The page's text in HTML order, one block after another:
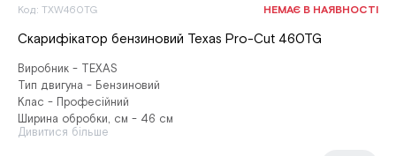
Код: TXW460TG НЕМАЄ В НАЯВНОСТІ
Скарифікатор бензиновий Texas Pro-Cut 460TG
Виробник - TEXAS
Тип двигуна - Бензиновий
Клас - Професійний
Ширина обробки, см - 46 см
Дивитися більше